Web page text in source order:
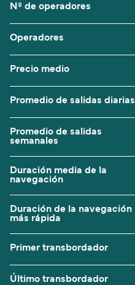
Nº de operadores
Operadores
Precio medio
Promedio de salidas diarias
Promedio de salidas
semanales
Duración media de la
navegación
Duración de la navegación
más rápida
Primer transbordador
Último transbordador